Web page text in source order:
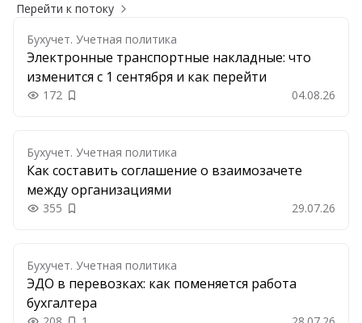
Перейти к потоку
Бухучет. Учетная политика
Электронные транспортные накладные: что
изменится с 1 сентября и как перейти
172 Добавить в закладки 04.08.26
Бухучет. Учетная политика
Как составить соглашение о взаимозачете
между организациями
355 Добавить в закладки 29.07.26
Бухучет. Учетная политика
ЭДО в перевозках: как поменяется работа
бухгалтера